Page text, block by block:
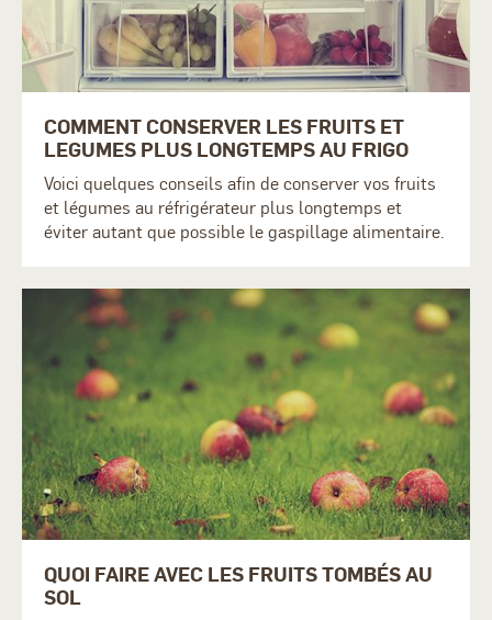
COMMENT CONSERVER LES FRUITS ET
LEGUMES PLUS LONGTEMPS AU FRIGO
Voici quelques conseils afin de conserver vos fruits
et légumes au réfrigérateur plus longtemps et
éviter autant que possible le gaspillage alimentaire.
QUOI FAIRE AVEC LES FRUITS TOMBÉS AU
SOL